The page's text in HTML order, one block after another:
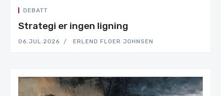
DEBATT
Strategi er ingen ligning
06.JUL.2026 ERLEND FLOER JOHNSEN